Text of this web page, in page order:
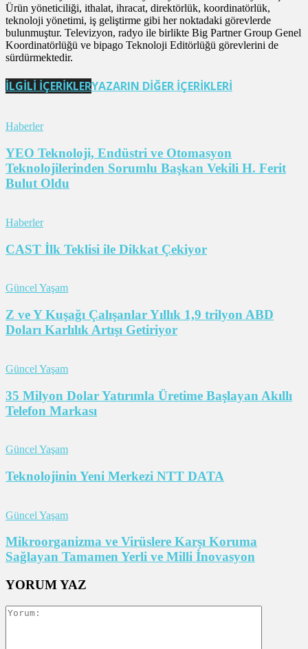
Ürün yöneticiliği, ithalat, ihracat, direktörlük, koordinatörlük,
teknoloji yönetimi, iş geliştirme gibi her noktadaki görevlerde
bulunmuştur. Televizyon, radyo ile birlikte Big Partner Group Genel
Koordinatörlüğü ve bipago Teknoloji Editörlüğü görevlerini de
sürdürmektedir.
İLGİLİ İÇERİKLERYAZARIN DİĞER İÇERİKLERİ
Haberler
YEO Teknoloji, Endüstri ve Otomasyon
Teknolojilerinden Sorumlu Başkan Vekili H. Ferit
Bulut Oldu
Haberler
CAST İlk Teklisi ile Dikkat Çekiyor
Güncel Yaşam
Z ve Y Kuşağı Çalışanlar Yıllık 1,9 trilyon ABD
Doları Karlılık Artışı Getiriyor
Güncel Yaşam
35 Milyon Dolar Yatırımla Üretime Başlayan Akıllı
Telefon Markası
Güncel Yaşam
Teknolojinin Yeni Merkezi NTT DATA
Güncel Yaşam
Mikroorganizma ve Virüslere Karşı Koruma
Sağlayan Tamamen Yerli ve Milli İnovasyon
YORUM YAZ